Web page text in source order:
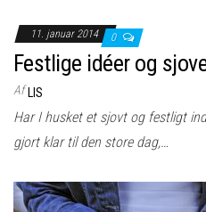
11. januar 2014 0
Festlige idéer og
Af LIS
Har I husket et sjovt og festligt
gjort klar til den store dag,…